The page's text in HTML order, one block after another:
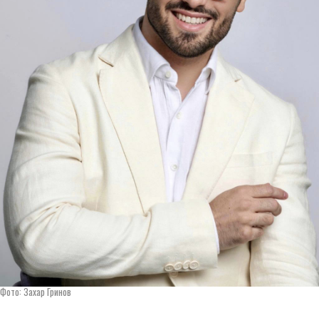
Фото: Захар Гринов